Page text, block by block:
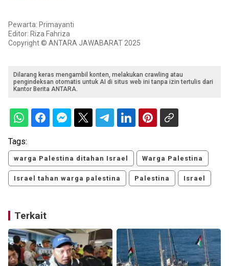
Pewarta: Primayanti
Editor: Riza Fahriza
Copyright © ANTARA JAWABARAT 2025
Dilarang keras mengambil konten, melakukan crawling atau
pengindeksan otomatis untuk AI di situs web ini tanpa izin tertulis dari
Kantor Berita ANTARA.
Tags:
warga Palestina ditahan Israel Warga Palestina
Israel tahan warga palestina Palestina Israel
Terkait